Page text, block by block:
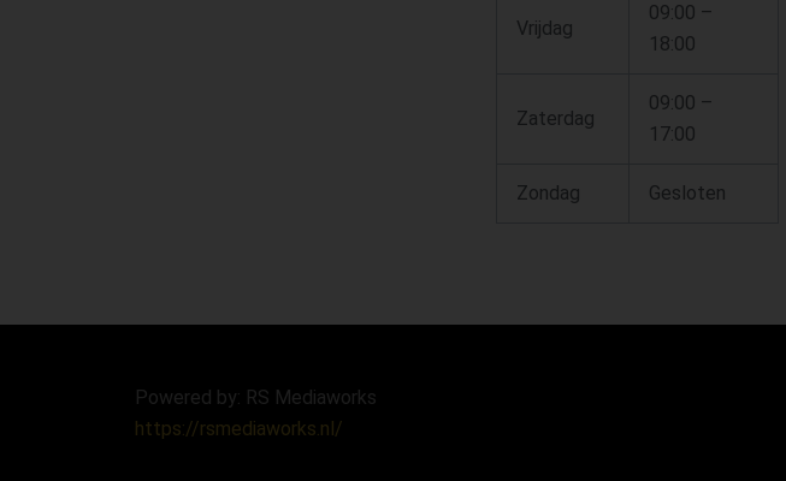
Vrijdag
09:00 –
18:00
Zaterdag
09:00 –
17:00
Zondag Gesloten
Powered by: RS Mediaworks
https://rsmediaworks.nl/